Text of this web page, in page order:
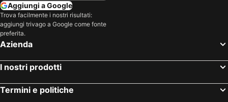
Lapland Hotels Sky Ounasvaara
Santasport Resort
Postmaster Hotel
Arctic Shaman Adventures -Jurtta
Golden Circle Suites
Wilderness Hotel Inari
Aggiungi a Google
Trova facilmente i nostri risultati:
aggiungi trivago a Google come fonte
preferita.
Azienda
I nostri prodotti
Termini e politiche